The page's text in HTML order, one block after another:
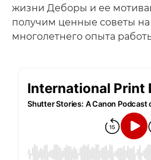
жизни Деборы и ее
получим ценные советы на
многолетнего опыта